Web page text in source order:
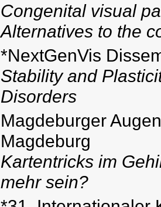
Congenital visual
Alternatives to the
*NextGenVis
Stability and
Disorders
Magdeburger
Magdeburg
Kartentricks im
mehr sein?